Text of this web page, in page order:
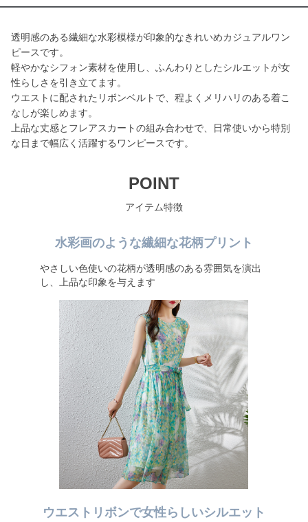
透明感のある繊細な水彩模様が印象的なきれいめカジュアルワン
ピースです。
軽やかなシフォン素材を使用し、ふんわりとしたシルエットが女
性らしさを引き立てます。
ウエストに配されたリボンベルトで、程よくメリハリのある着こ
なしが楽しめます。
上品な丈感とフレアスカートの組み合わせで、日常使いから特別
な日まで幅広く活躍するワンピースです。
POINT
アイテム特徴
水彩画のような繊細な花柄プリント
やさしい色使いの花柄が透明感のある雰囲気を演出
し、上品な印象を与えます
ウエストリボンで女性らしいシルエット